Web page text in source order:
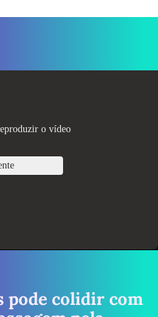
pode colidir com